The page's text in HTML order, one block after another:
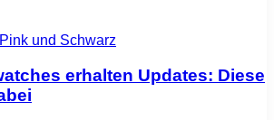
erhalten Updates: Diese